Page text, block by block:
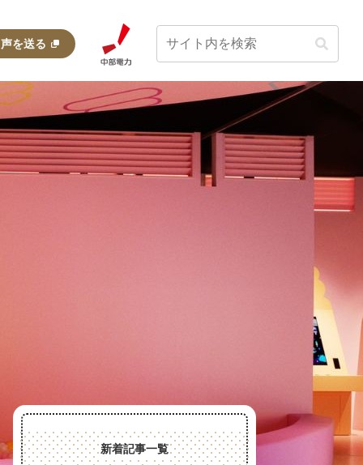
を送る
新着記事一覧